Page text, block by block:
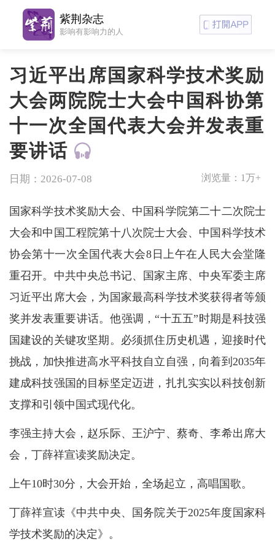
习近平出席国家科学技术奖励
大会两院院士大会中国科协第
十一次全国代表大会并发表重
要讲话
日期：2026-07-08 浏览量： 1万+
国家科学技术奖励大会、中国科学院第二十二次院士
大会和中国工程院第十八次院士大会、中国科学技术
协会第十一次全国代表大会8日上午在人民大会堂隆
重召开。中共中央总书记、国家主席、中央军委主席
习近平出席大会，为国家最高科学技术奖获得者等颁
奖并发表重要讲话。他强调，“十五五”时期是科技强
国建设的关键攻坚期。必须抓住历史机遇，迎接时代
挑战，加快推进高水平科技自立自强，向着到2035年
建成科技强国的目标坚定迈进，扎扎实实以科技创新
支撑和引领中国式现代化。
李强主持大会，赵乐际、王沪宁、蔡奇、李希出席大
会，丁薛祥宣读奖励决定。
上午10时30分，大会开始，全场起立，高唱国歌。
丁薛祥宣读《中共中央、国务院关于2025年度国家科
学技术奖励的决定》。
紫荆杂志
影响有影响力的人